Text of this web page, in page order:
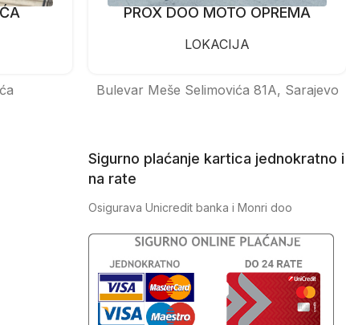
PROX DOO MOTO OPREMA
LOKACIJA
Bulevar Meše Selimovića 81A, Sarajevo
Sigurno plaćanje kartica jednokratno i
na rate
Osigurava Unicredit banka i Monri doo